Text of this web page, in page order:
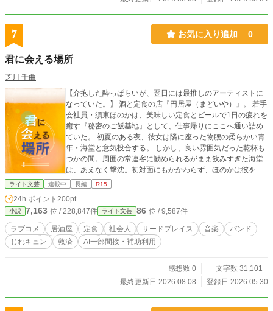
7 お気に入り追加 0
君に会える場所
芝川 千曲
【介抱した酔っぱらいが、翌日には最推しのアーティストに
なっていた。】 酒と定食の店『円居屋（まどいや）』。 若手
会社員・須東ほのかは、美味しい定食とビールで1日の疲れを
癒す『秘密のご飯基地』として、仕事帰りにここへ通い詰め
ていた。 初夏のある夜、彼女は隣に座った物腰の柔らかい青
年・海堂と意気投合する。 しかし、良い雰囲気だった乾杯も
つかの間。周囲の常連客に勧められるがまま飲みすぎた海堂
は、あえなく撃沈。初対面にもかかわらず、ほのかは彼をト
イレまで引きずり、背中をさすって介抱する羽目に……。 そ
楽フェス。 そこでほのかが目にしたのは、ステージの上でギ
ターをかき鳴らし、切なくも力強い歌声を響かせる、圧倒的
な実力のバンドボーカリストだった。 そのギターボーカル
は、間違いなく昨夜、トイレで嘔吐していた「海堂さん」で
ーー。 美味しいご飯と音楽が繋いでいく、不器用な大人たち
いたします。 （掲載サイトは個人Webサイトのリンク集でご
ライト文芸 連載中 長編 R15
24h.ポイント 200pt
小説 7,163 位 / 228,847件 ライト文芸 86 位 / 9,587件
ラブコメ 居酒屋 定食 社会人 サードプレイス 音楽
バンド
じれキュン
救済 AI一部間接・補助利用
感想数 0
文字数 31,101
最終更新日 2026.08.08
登録日 2026.05.30